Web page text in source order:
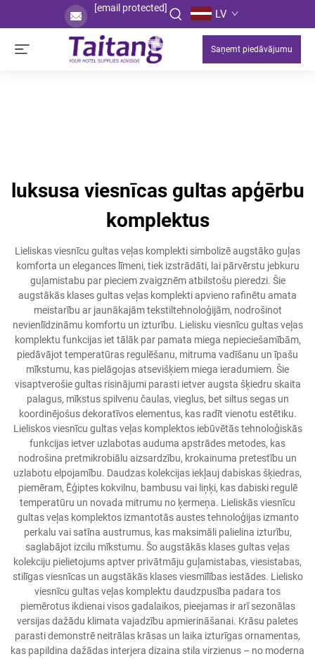
[email protected] LV
Saņemt piedāvājumu
luksusa viesnīcas gultas apģērbu
komplektus
Lieliskas viesnīcu gultas veļas komplekti simbolizē augstāko guļas
komforta un elegances līmeni, tiek izstrādāti, lai pārvērstu jebkuru
guļamistabu par pieciem zvaigznēm atbilstošu pieredzi. Šie
augstākās klases gultas veļas komplekti apvieno rafinētu amata
meistarību ar jaunākajām tekstiltehnoloģijām, nodrošinot
nevienlīdzināmu komfortu un izturību. Lielisku viesnīcu gultas veļas
komplektu funkcijas iet tālāk par pamata miega nepieciešamībām,
piedāvājot temperatūras regulēšanu, mitruma vadīšanu un īpašu
mīkstumu, kas pielāgojas atsevišķiem miega ieradumiem. Šie
visaptverošie gultas risinājumi parasti ietver augsta šķiedru skaita
palagus, mīkstus spilvenu čaulas, vieglus, bet siltus segas un
koordinējošus dekoratīvos elementus, kas radīt vienotu estētiku.
Lieliskos viesnīcu gultas veļas komplektos iebūvētās tehnoloģiskās
funkcijas ietver uzlabotas auduma apstrādes metodes, kas
nodrošina pretmikrobiālu aizsardzību, krokainuma pretestību un
uzlabotu elpojamību. Daudzas kolekcijas iekļauj dabiskas šķiedras,
piemēram, Ēģiptes kokvilnu, bambusu vai liņķi, kas dabiski regulē
temperatūru un novada mitrumu no ķermeņa. Lieliskās viesnīcu
gultas veļas komplektos izmantotās austes tehnoloģijas izmanto
perkalu vai satīna austrumus, kas maksimāli palielina izturību,
saglabājot izcilu mīkstumu. Šo augstākās klases gultas veļas
kolekciju pielietojums aptver privātmāju guļamistabas, viesistabas,
stilīgas viesnīcas un augstākās klases viesmīlības iestādes. Lielisko
viesnīcu gultas veļas komplektu daudzpusība padara tos
piemērotus ikdienai visos gadalaikos, pieejamas ir arī sezonālas
versijas dažādu klimata vajadzību apmierināšanai. Krāsu paletes
parasti demonstrē neitrālas krāsas un laika izturīgas ornamentas,
kas papildina dažādas interjera dizaina stila virzienus – no moderna